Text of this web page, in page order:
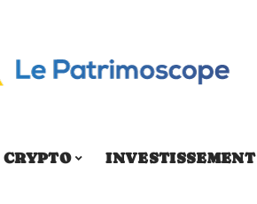
CRYPTO INVESTISSEMENT